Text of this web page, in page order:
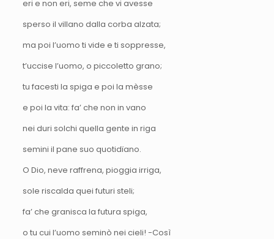
eri e non eri, seme che vi avesse
sperso il villano dalla corba alzata;
ma poi l’uomo ti vide e ti soppresse,
t’uccise l’uomo, o piccoletto grano;
tu facesti la spiga e poi la mèsse
e poi la vita: fa’ che non in vano
nei duri solchi quella gente in riga
semini il pane suo quotidïano.
O Dio, neve raffrena, pioggia irriga,
sole riscalda quei futuri steli;
fa’ che granisca la futura spiga,
o tu cui l’uomo seminò nei cieli! -Così